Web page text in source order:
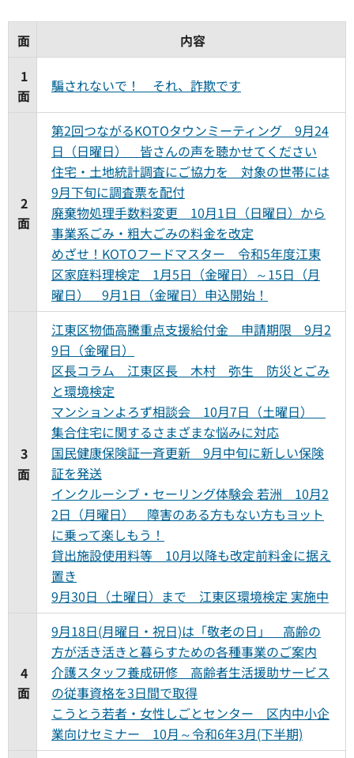
面
内容
1
面
騙されないで！ それ、詐欺です
2
面
第2回つながるKOTOタウンミーティング 9月24
日（日曜日） 皆さんの声を聴かせてください
住宅・土地統計調査にご協力を 対象の世帯には
9月下旬に調査票を配付
廃棄物処理手数料変更 10月1日（日曜日）から
事業系ごみ・粗大ごみの料金を改定
めざせ！KOTOフードマスター 令和5年度江東
区家庭料理検定 1月5日（金曜日）～15日（月
曜日） 9月1日（金曜日）申込開始！
3
面
江東区物価高騰重点支援給付金 申請期限 9月2
9日（金曜日）
区長コラム 江東区長 木村 弥生 防災とごみ
と環境検定
マンションよろず相談会 10月7日（土曜日）
集合住宅に関するさまざまな悩みに対応
国民健康保険証一斉更新 9月中旬に新しい保険
証を発送
インクルーシブ・セーリング体験会 若洲 10月2
2日（月曜日） 障害のある方もない方もヨット
に乗って楽しもう！
貸出施設使用料等 10月以降も改定前料金に据え
置き
9月30日（土曜日）まで 江東区環境検定 実施中
4
面
9月18日(月曜日・祝日)は「敬老の日」 高齢の
方が活き活きと暮らすための各種事業のご案内
介護スタッフ養成研修 高齢者生活援助サービス
の従事資格を3日間で取得
こうとう若者・女性しごとセンター 区内中小企
業向けセミナー 10月～令和6年3月(下半期)